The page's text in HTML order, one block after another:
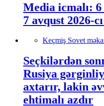
Media icmalı: 6
7 avqust 2026-
Keçmiş Sovet
Seçkilərdən
Rusiya
axtarır, lakin
ehtimalı azdır